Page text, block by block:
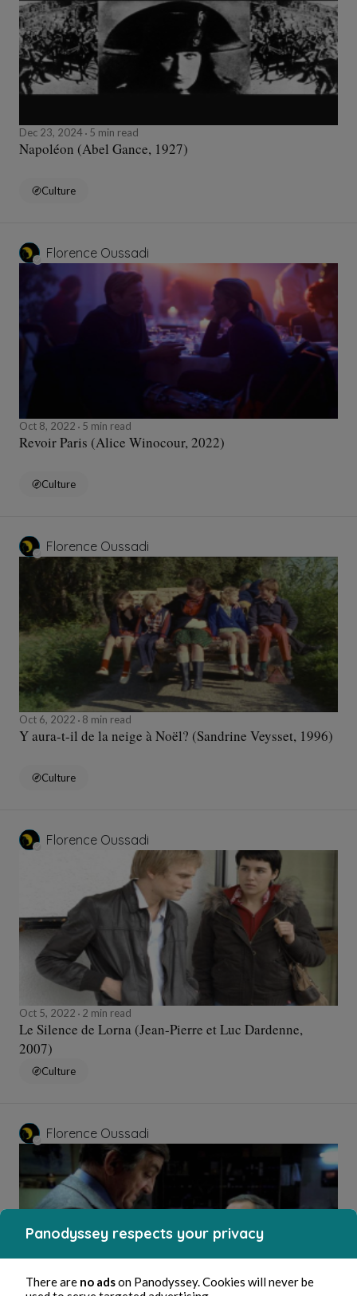
Dec 23, 2024 5 min read
Napoléon (Abel Gance, 1927)
Culture
Florence Oussadi
Oct 8, 2022 5 min read
Revoir Paris (Alice Winocour, 2022)
Culture
Florence Oussadi
Oct 6, 2022 8 min read
Y aura-t-il de la neige à Noël? (Sandrine Veysset, 1996)
Culture
Florence Oussadi
Oct 5, 2022 2 min read
Le Silence de Lorna (Jean-Pierre et Luc Dardenne,
2007)
Culture
Florence Oussadi
Panodyssey respects your privacy
There are no adson Panodyssey. Cookies will never be